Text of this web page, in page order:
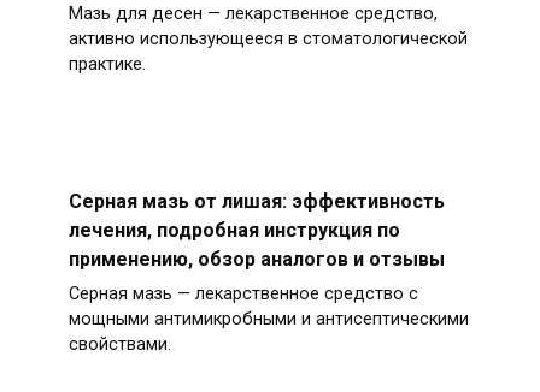
Мазь для десен — лекарственное средство,
активно использующееся в стоматологической
практике.
Серная мазь от лишая: эффективность
лечения, подробная инструкция по
применению, обзор аналогов и отзывы
Серная мазь — лекарственное средство с
мощными антимикробными и антисептическими
свойствами.